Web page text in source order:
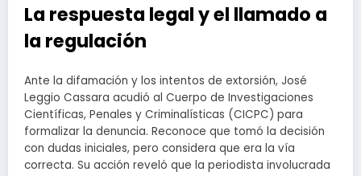
La respuesta legal y el llamado a
la regulación
Ante la difamación y los intentos de extorsión, José
Leggio Cassara acudió al Cuerpo de Investigaciones
Científicas, Penales y Criminalísticas (CICPC) para
formalizar la denuncia. Reconoce que tomó la decisión
con dudas iniciales, pero considera que era la vía
correcta. Su acción reveló que la periodista involucrada